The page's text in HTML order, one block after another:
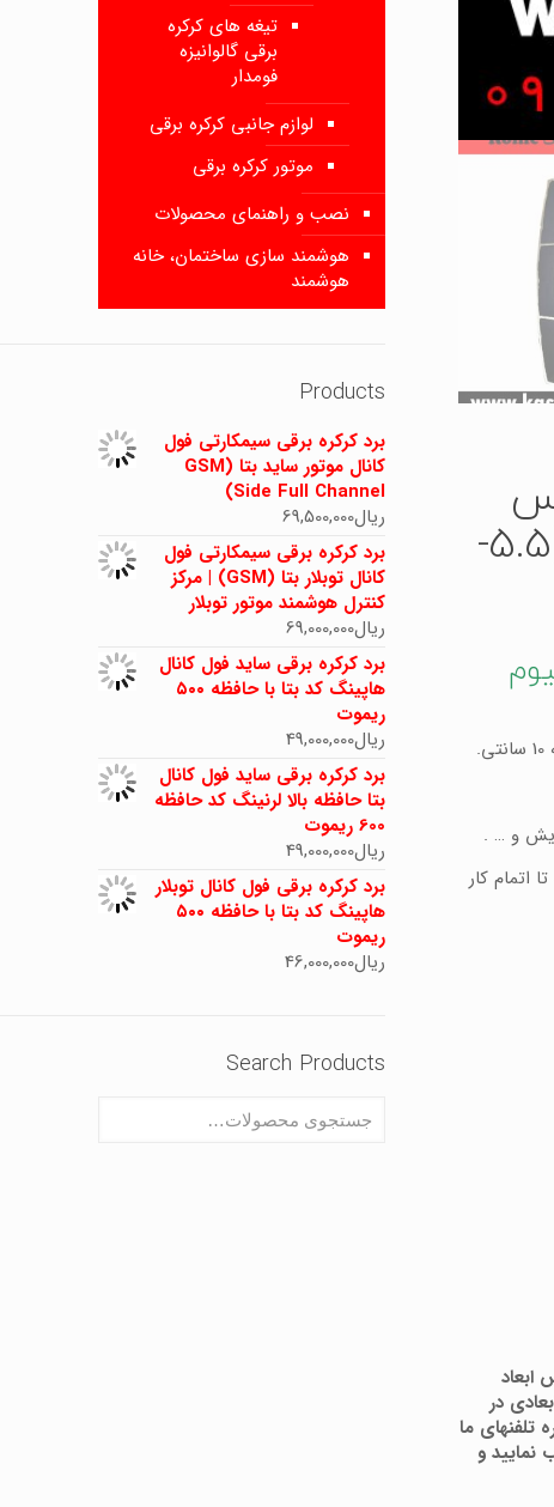
100قوس
آلومینیوم وزن 5.5کیلو (5.5-
و … .
اتمام کار
ابعاد
در
ما
نمایید و
تیغه های کرکره
برقی گالوانیزه
فومدار
لوازم جانبی کرکره برقی
موتور کرکره برقی
نصب و راهنمای محصولات
هوشمند سازی ساختمان، خانه
هوشمند
Products
برد کرکره برقی سیمکارتی فول
کانال موتور ساید بتا (GSM
Side Full Channel)
ریال69,500,000
برد کرکره برقی سیمکارتی فول
کانال توبلار بتا (GSM) | مرکز
کنترل هوشمند موتور توبلار
ریال69,000,000
برد کرکره برقی ساید فول کانال
هاپینگ کد بتا با حافظه ۵۰۰
ریموت
ریال49,000,000
برد کرکره برقی ساید فول کانال
بتا حافظه بالا لرنینگ کد حافظه
600 ریموت
ریال49,000,000
برد کرکره برقی فول کانال توبلار
هاپینگ کد بتا با حافظه ۵۰۰
ریموت
ریال46,000,000
Search Products